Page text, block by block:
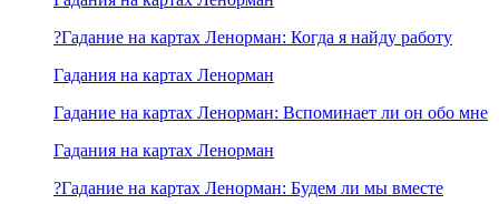
?Гадание на картах Ленорман: Когда я найду работу
Гадания на картах Ленорман
Гадание на картах Ленорман: Вспоминает ли он обо мне
Гадания на картах Ленорман
?Гадание на картах Ленорман: Будем ли мы вместе